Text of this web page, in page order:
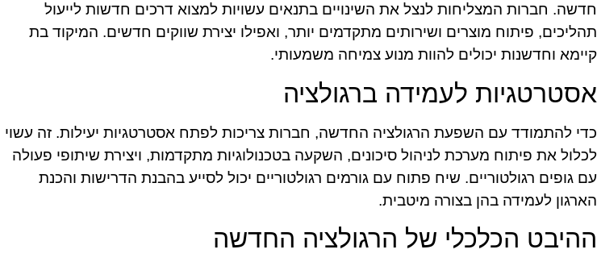
חדשה. חברות המצליחות לנצל את השינויים בתנאים עשויות למצוא דרכים חדשות לייעול
תהליכים, פיתוח מוצרים ושירותים מתקדמים יותר, ואפילו יצירת שווקים חדשים. המיקוד בת
קיימא וחדשנות יכולים להוות מנוע צמיחה משמעותי.
אסטרטגיות לעמידה ברגולציה
כדי להתמודד עם השפעת הרגולציה החדשה, חברות צריכות לפתח אסטרטגיות יעילות. זה עשוי
לכלול את פיתוח מערכת לניהול סיכונים, השקעה בטכנולוגיות מתקדמות, ויצירת שיתופי פעולה
עם גופים רגולטוריים. שיח פתוח עם גורמים רגולטוריים יכול לסייע בהבנת הדרישות והכנת
הארגון לעמידה בהן בצורה מיטבית.
ההיבט הכלכלי של הרגולציה החדשה